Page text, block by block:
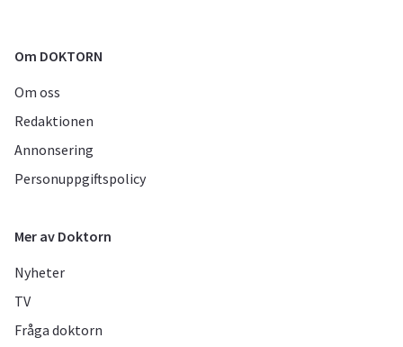
Om DOKTORN
Om oss
Redaktionen
Annonsering
Personuppgiftspolicy
Mer av Doktorn
Nyheter
TV
Fråga doktorn